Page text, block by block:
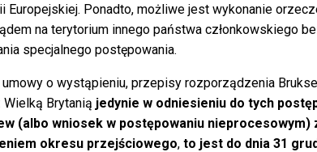
Europejskiej. Ponadto, możliwe jest wykonanie
na terytorium innego państwa członkowskiego
specjalnego postępowania.
o wystąpieniu, przepisy rozporządzenia
Brytanią jedynie w odniesieniu do tych
(albo wniosek w postępowaniu nieprocesowym)
okresu przejściowego, to jest do dnia 31